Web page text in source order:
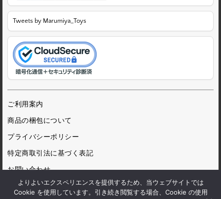
Tweets by Marumiya_Toys
ご利用案内
商品の梱包について
プライバシーポリシー
特定商取引法に基づく表記
お問い合わせ
よりよいエクスペリエンスを提供するため、当ウェブサイトでは
Cookie を使用しています。引き続き閲覧する場合、Cookie の使用